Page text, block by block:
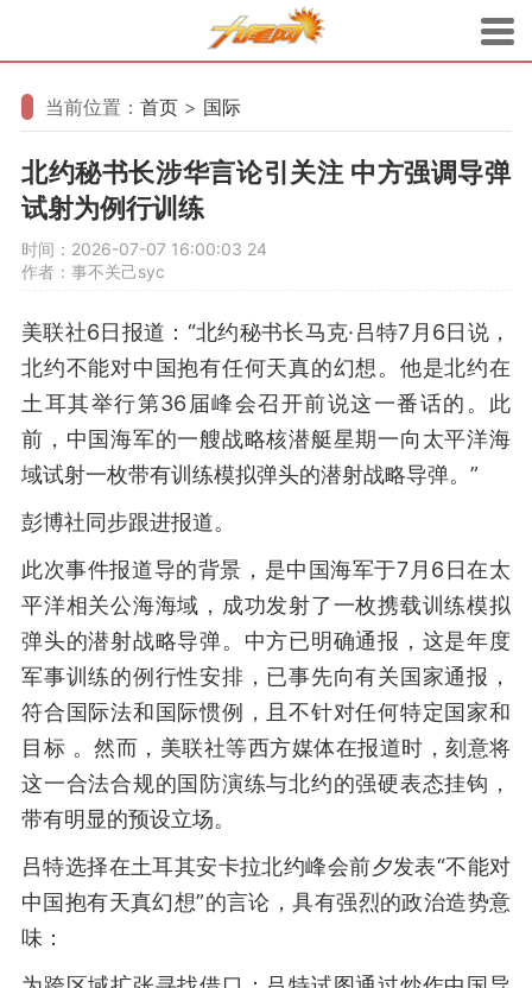
当前位置： 首页 > 国际
北约秘书长涉华言论引关注 中方强调导弹
试射为例行训练
时间：2026-07-07 16:00:03 24
作者：事不关己syc
美联社6日报道：“北约秘书长马克·吕特7月6日说，
北约不能对中国抱有任何天真的幻想。他是北约在
土耳其举行第36届峰会召开前说这一番话的。此
前，中国海军的一艘战略核潜艇星期一向太平洋海
域试射一枚带有训练模拟弹头的潜射战略导弹。”
彭博社同步跟进报道。
此次事件报道导的背景，是中国海军于7月6日在太
平洋相关公海海域，成功发射了一枚携载训练模拟
弹头的潜射战略导弹。中方已明确通报，这是年度
军事训练的例行性安排，已事先向有关国家通报，
符合国际法和国际惯例，且不针对任何特定国家和
目标 。然而，美联社等西方媒体在报道时，刻意将
这一合法合规的国防演练与北约的强硬表态挂钩，
带有明显的预设立场。
吕特选择在土耳其安卡拉北约峰会前夕发表“不能对
中国抱有天真幻想”的言论，具有强烈的政治造势意
味：